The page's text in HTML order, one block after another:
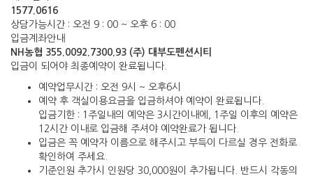
1577.0616
상담가능시간 : 오전 9 : 00 ~ 오후 6 : 00
입금계좌안내
NH농협 355.0092.7300.93 (주) 대부도펜션시티
입금이 되어야 최종예약이 완료됩니다.
예약업무시간 : 오전 9시 ~ 오후6시
예약 후 객실이용요금을 입금하셔야 예약이 완료됩니다.
입금기한 : 1주일내의 예약은 3시간이내에, 1주일 이후의 예약은
12시간 이내로 입금해 주셔야 예약완료가 됩니다.
입금은 꼭 예약자 이름으로 해주시고 부득이 다르실 경우 전화로
확인하여 주세요.
기준인원 추가시 인원당 30,000원이 추가됩니다.
반드시 각동의